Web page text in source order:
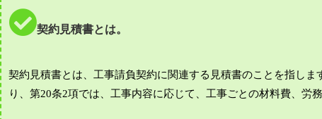
契約見積書とは。
契約見積書とは、工事請負契約に関連する見積書のことを指し
り、第20条2項では、工事内容に応じて、工事ごとの材料費、労